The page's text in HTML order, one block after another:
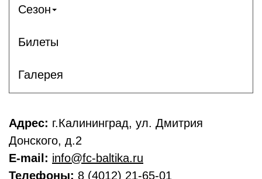
Сезон
Билеты
Галерея
Адрес: г.Калининград, ул. Дмитрия
Донского, д.2
E-mail: info@fc-baltika.ru
Телефоны: 8 (4012) 21-65-01